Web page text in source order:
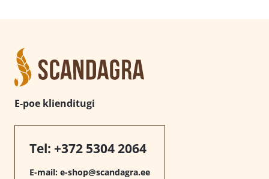
E-poe klienditugi
Tel: +372 5304 2064
E-mail: e-shop@scandagra.ee